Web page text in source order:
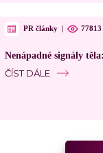
PR články | 77813
Nenápadné signály
ČÍST DÁLE